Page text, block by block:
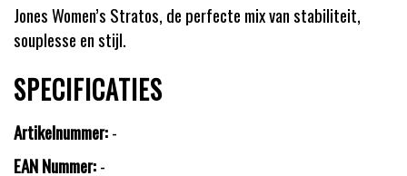
Jones Women’s Stratos, de perfecte mix van stabiliteit,
souplesse en stijl.
SPECIFICATIES
Artikelnummer:-
EAN Nummer:-